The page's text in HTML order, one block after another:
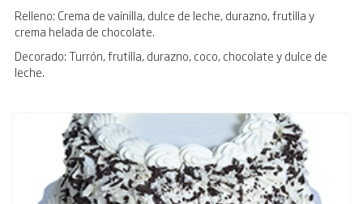
Relleno: Crema de vainilla, dulce de leche, durazno, frutilla y
crema helada de chocolate.
Decorado: Turrón, frutilla, durazno, coco, chocolate y dulce de
leche.